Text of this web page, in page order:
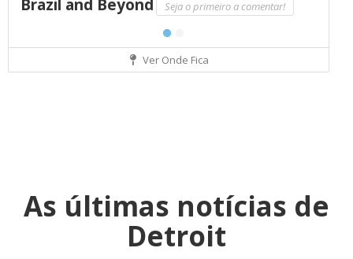
Brazil and Beyond Seja o primeiro a comentar!
Ver Onde Fica
As últimas notícias de
Detroit